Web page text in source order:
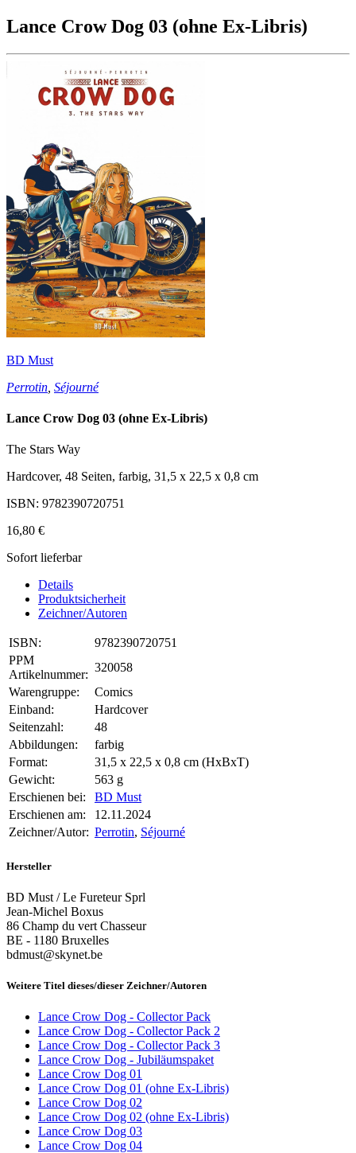
Lance Crow Dog 03 (ohne Ex-Libris)
BD Must
Perrotin Séjourné
Lance Crow Dog 03 (ohne Ex-Libris)
The Stars Way
Hardcover, 48 Seiten, farbig, 31,5 x 22,5 x 0,8 cm
ISBN: 9782390720751
16,80 €
Sofort lieferbar
Details
Produktsicherheit
Zeichner/Autoren
ISBN:
9782390720751
PPM
Artikelnummer:
320058
Warengruppe:
Comics
Einband:
Hardcover
Seitenzahl:
48
Abbildungen:
farbig
Format:
31,5 x 22,5 x 0,8 cm (HxBxT)
Gewicht:
563 g
Erschienen bei:
BD Must
Erschienen am:
12.11.2024
Zeichner/Autor: Perrotin, Séjourné
Hersteller
BD Must / Le Fureteur Sprl
Jean-Michel Boxus
86 Champ du vert Chasseur
BE - 1180 Bruxelles
bdmust@skynet.be
Weitere Titel dieses/dieser Zeichner/Autoren
Lance Crow Dog - Collector Pack
Lance Crow Dog - Collector Pack 2
Lance Crow Dog - Collector Pack 3
Lance Crow Dog - Jubiläumspaket
Lance Crow Dog 01
Lance Crow Dog 01 (ohne Ex-Libris)
Lance Crow Dog 02
Lance Crow Dog 02 (ohne Ex-Libris)
Lance Crow Dog 03
Lance Crow Dog 04